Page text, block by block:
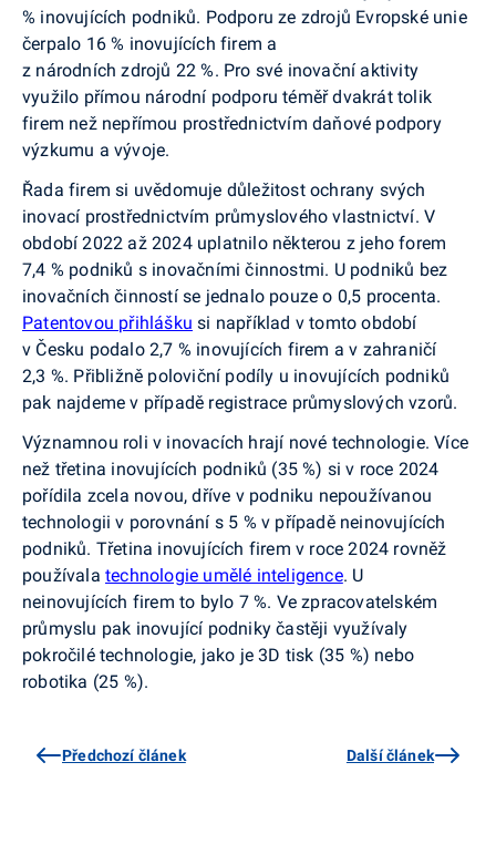
% inovujících podniků. Podporu ze zdrojů Evropské unie
čerpalo 16 % inovujících firem a
z národních zdrojů 22 %. Pro své inovační aktivity
využilo přímou národní podporu téměř dvakrát tolik
firem než nepřímou prostřednictvím daňové podpory
výzkumu a vývoje.
Řada firem si uvědomuje důležitost ochrany svých
inovací prostřednictvím průmyslového vlastnictví. V
období 2022 až 2024 uplatnilo některou z jeho forem
7,4 % podniků s inovačními činnostmi. U podniků bez
inovačních činností se jednalo pouze o 0,5 procenta.
Patentovou přihlášku si například v tomto období
v Česku podalo 2,7 % inovujících firem a v zahraničí
2,3 %. Přibližně poloviční podíly u inovujících podniků
pak najdeme v případě registrace průmyslových vzorů.
Významnou roli v inovacích hrají nové technologie. Více
než třetina inovujících podniků (35 %) si v roce 2024
pořídila zcela novou, dříve v podniku nepoužívanou
technologii v porovnání s 5 % v případě neinovujících
podniků. Třetina inovujících firem v roce 2024 rovněž
používala technologie umělé inteligence. U
neinovujících firem to bylo 7 %. Ve zpracovatelském
průmyslu pak inovující podniky častěji využívaly
pokročilé technologie, jako je 3D tisk (35 %) nebo
robotika (25 %).
Předchozí článek Další článek